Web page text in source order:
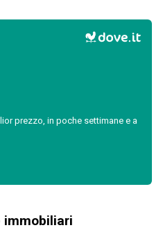
prezzo, in poche settimane e a
immobiliari